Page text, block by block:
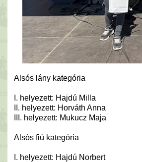
Alsós lány kategória
I. helyezett: Hajdú Milla
II. helyezett: Horváth Anna
III. helyezett: Mukucz Maja
Alsós fiú kategória
I. helyezett: Hajdú Norbert